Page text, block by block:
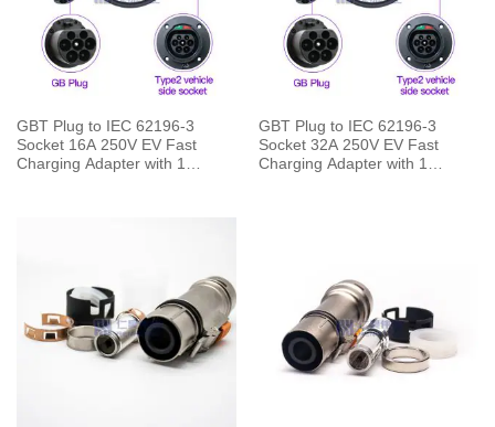
GBT Plug to IEC 62196-3
Socket 16A 250V EV Fast
Charging Adapter with 1
GBT Plug to IEC 62196-3
Socket 32A 250V EV Fast
Charging Adapter with 1